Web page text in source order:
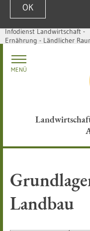
OK
Zum Inhalt
Infodienst Landwirtschaft -
Ernährung - Ländlicher
MENÜ
Landbau